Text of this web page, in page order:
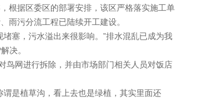
根据区委区的部署安排，该区严格落实施工单
雨污分流工程已陆续开工建设。
塞，污水溢出来很影响。”排水混乱已成为我
决。
鸟网进行拆除，并由市场部门相关人员对饭店
是植草沟，看上去也是绿植，其实里面还